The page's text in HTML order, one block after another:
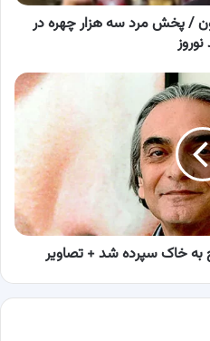
/ پخش مرد سه هزار چهره در
به خاک سپرده شد + تصاویر